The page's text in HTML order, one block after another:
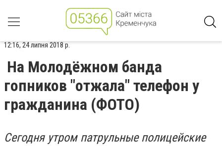
12:16, 24 липня 2018 р.
На Молодёжном банда
гопников "отжала" телефон у
гражданина (ФОТО)
Сегодня утром патрульные полицейские